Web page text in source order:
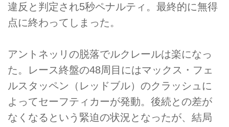
違反と判定され5秒ペナルティ。最終的に無得
点に終わってしまった。
アントネッリの脱落でルクレールは楽になっ
た。レース終盤の48周目にはマックス・フェ
ルスタッペン（レッドブル）のクラッシュに
よってセーフティカーが発動。後続との差が
なくなるという緊迫の状況となったが、結局